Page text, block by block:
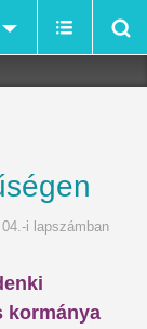
i lapszámban
kormánya